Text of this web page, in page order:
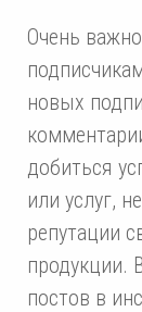
Очень
новых
добиться
или услуг,
репутации
продукции.
постов в